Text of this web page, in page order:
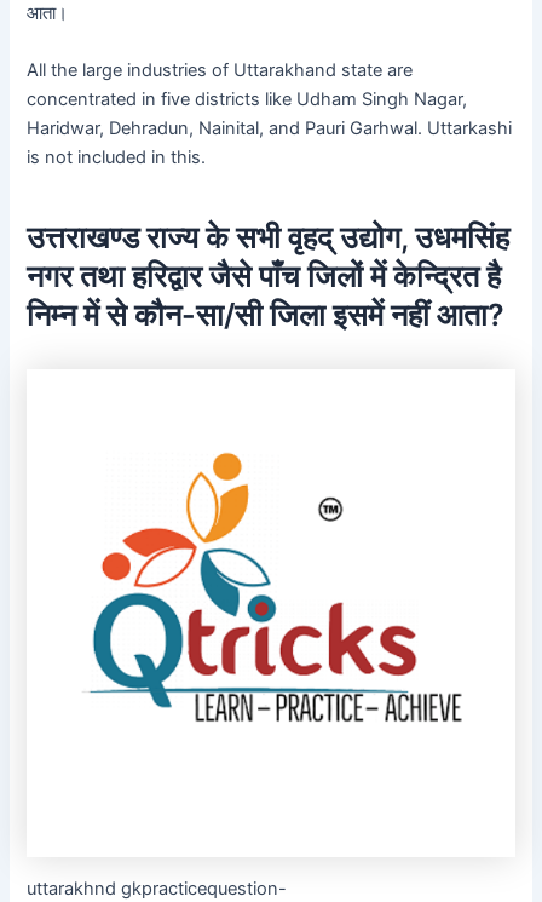
आता।
All the large industries of Uttarakhand state are
concentrated in five districts like Udham Singh Nagar,
Haridwar, Dehradun, Nainital, and Pauri Garhwal. Uttarkashi
is not included in this.
उत्तराखण्ड राज्य के सभी वृहद् उद्योग, उधमसिंह
नगर तथा हरिद्वार जैसे पाँच जिलों में केन्द्रित है
निम्न में से कौन-सा/सी जिला इसमें नहीं आता?
uttarakhnd gkpracticequestion-